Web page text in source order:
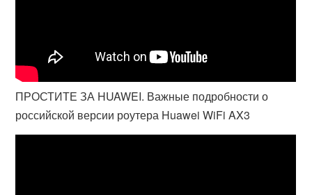
ПРОСТИТЕ ЗА HUAWEI. Важные подробности о
российской версии роутера Huawei WiFi AX3